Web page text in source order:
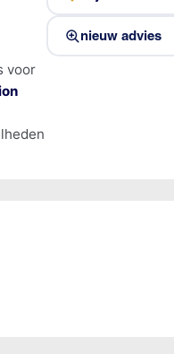
voor
nieuw advies